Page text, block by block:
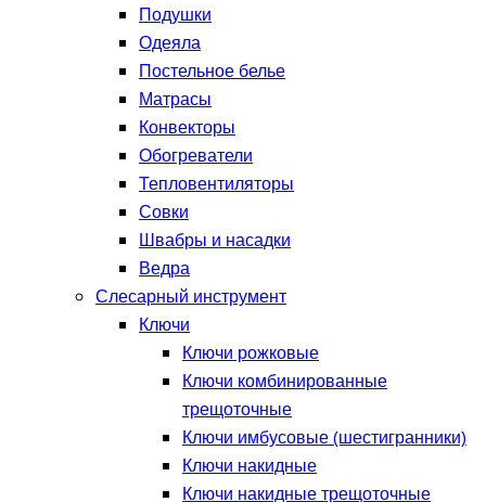
Подушки
Одеяла
Постельное белье
Матрасы
Конвекторы
Обогреватели
Тепловентиляторы
Совки
Швабры и насадки
Ведра
Слесарный инструмент
Ключи
Ключи рожковые
Ключи комбинированные
трещоточные
Ключи имбусовые (шестигранники)
Ключи накидные
Ключи накидные трещоточные